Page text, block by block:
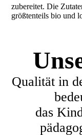
zubereitet. Die
größtenteils bio und
Qualität in
das